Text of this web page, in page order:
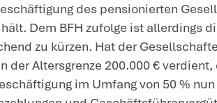
Das BMF akzeptiert die
Weiterbeschäftigung
verdeckten